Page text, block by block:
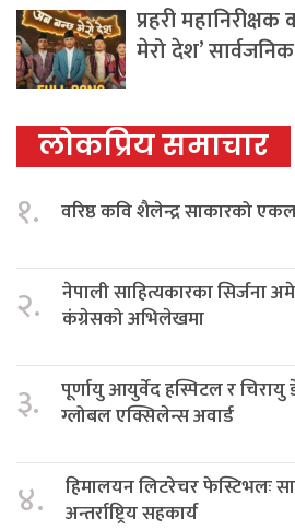
प्रहरी
मेरो देश’ सार्वजनिक
लोकप्रिय समाचार
१. वरिष्ठ कवि शैलेन्द्र साकारको
२.
नेपाली साहित्यकारका सिर्जना
कंग्रेसको अभिलेखमा
३.
पूर्णायु आयुर्वेद हस्पिटल र
ग्लोबल एक्सिलेन्स अवार्ड
४.
हिमालयन लिटरेचर फेस्टिभलः
अन्तर्राष्ट्रिय सहकार्य